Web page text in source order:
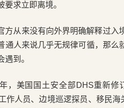
要求立即离境。
方从来没有向外界明确解释过入
通人来说几乎无规律可循，那么
遇到。
，美国国土安全部DHS重新
作人员、边境巡逻探员、移民